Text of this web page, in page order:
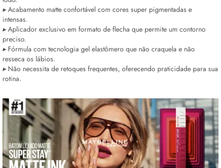
▸Acabamento matte confortável com cores super pigmentadas e
intensas.
▸Aplicador exclusivo em formato de flecha que permite um contorno
preciso.
▸ Fórmula com tecnologia gel elastômero que não craquela e não
resseca os lábios.
▸ Não necessita de retoques frequentes, oferecendo praticidade para sua
rotina.